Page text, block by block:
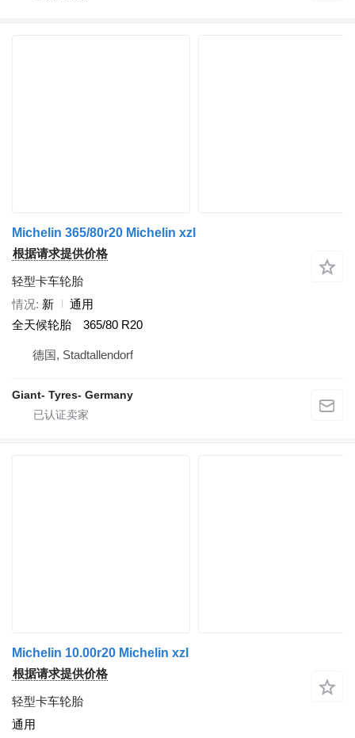
Michelin 365/80r20 Michelin xzl
根据请求提供价格
轻型卡车轮胎
情况 新
通用
全天候轮胎
365/80 R20
德国, Stadtallendorf
Giant- Tyres- Germany
Michelin 10.00r20 Michelin xzl
根据请求提供价格
轻型卡车轮胎
通用